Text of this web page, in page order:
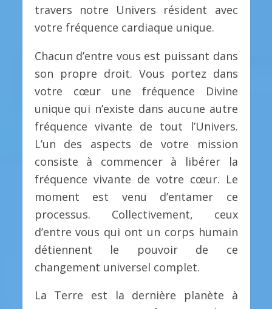
travers notre Univers résident avec
votre fréquence cardiaque unique.
Chacun d’entre vous est puissant dans
son propre droit. Vous portez dans
votre cœur une fréquence Divine
unique qui n’existe dans aucune autre
fréquence vivante de tout l’Univers.
L’un des aspects de votre mission
consiste à commencer à libérer la
fréquence vivante de votre cœur. Le
moment est venu d’entamer ce
processus. Collectivement, ceux
d’entre vous qui ont un corps humain
détiennent le pouvoir de ce
changement universel complet.
La Terre est la dernière planète à